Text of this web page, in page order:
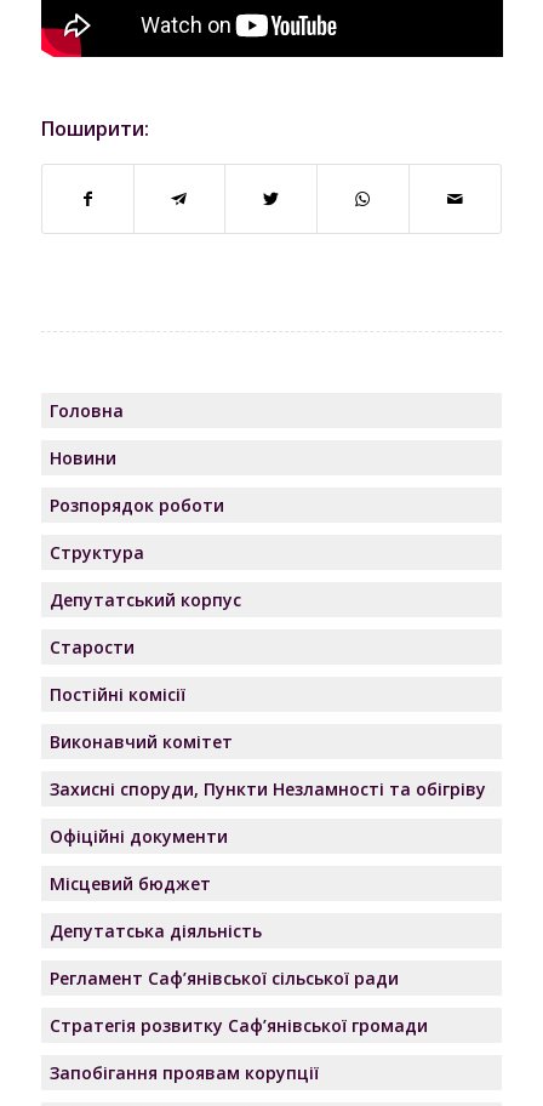
Поширити:
Головна
Новини
Розпорядок роботи
Структура
Депутатський корпус
Старости
Постійні комісії
Виконавчий комітет
Захисні споруди, Пункти Незламності та обігріву
Офіційні документи
Місцевий бюджет
Депутатська діяльність
Регламент Саф’янівської сільської ради
Стратегія розвитку Саф’янівської громади
Запобігання проявам корупції